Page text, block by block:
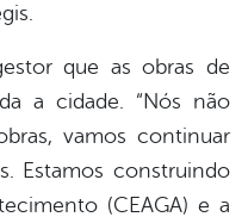
que as obras de
a cidade. “Nós não
vamos continuar
Estamos construindo
(CEAGA) e a